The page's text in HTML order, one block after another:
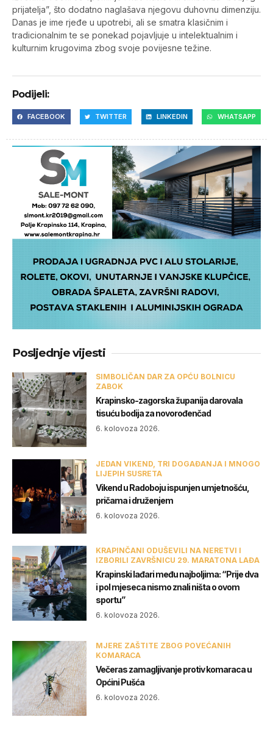
prijatelja”, što dodatno naglašava njegovu duhovnu dimenziju.
Danas je ime rjeđe u upotrebi, ali se smatra klasičnim i
tradicionalnim te se ponekad pojavljuje u intelektualnim i
kulturnim krugovima zbog svoje povijesne težine.
Podijeli:
FACEBOOK TWITTER LINKEDIN WHATSAPP
Posljednje vijesti
SIMBOLIČAN DAR ZA OPĆU BOLNICU
ZABOK
Krapinsko-zagorska županija darovala
tisuću bodija za novorođenčad
6. kolovoza 2026.
JEDAN VIKEND, TRI DOGAĐANJA I MNOGO
LIJEPIH SUSRETA
Vikend u Radoboju ispunjen umjetnošću,
pričama i druženjem
6. kolovoza 2026.
KRAPINČANI ODUŠEVILI NA NERETVI I
IZBORILI ZAVRŠNICU 29. MARATONA LAĐA
Krapinski lađari među najboljima: “Prije dva
i pol mjeseca nismo znali ništa o ovom
sportu”
6. kolovoza 2026.
MJERE ZAŠTITE ZBOG POVEĆANIH
KOMARACA
Večeras zamagljivanje protiv komaraca u
Općini Pušća
6. kolovoza 2026.